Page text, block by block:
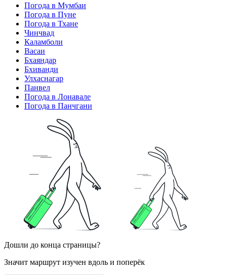
Погода в Мумбаи
Погода в Пуне
Погода в Тхане
Чинчвад
Каламболи
Васаи
Бхаяндар
Бхиванди
Улхаснагар
Панвел
Погода в Лонавале
Погода в Панчгани
Дошли до конца страницы?
Значит маршрут изучен вдоль и поперёк